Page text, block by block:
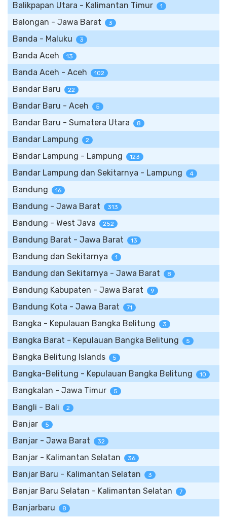
Balikpapan Utara - Kalimantan Timur 1
Balongan - Jawa Barat 3
Banda - Maluku 3
Banda Aceh 13
Banda Aceh - Aceh 102
Bandar Baru 22
Bandar Baru - Aceh 5
Bandar Baru - Sumatera Utara 8
Bandar Lampung 2
Bandar Lampung - Lampung 123
Bandar Lampung dan Sekitarnya - Lampung 4
Bandung 16
Bandung - Jawa Barat 313
Bandung - West Java 252
Bandung Barat - Jawa Barat 13
Bandung dan Sekitarnya 1
Bandung dan Sekitarnya - Jawa Barat 8
Bandung Kabupaten - Jawa Barat 9
Bandung Kota - Jawa Barat 71
Bangka - Kepulauan Bangka Belitung 3
Bangka Barat - Kepulauan Bangka Belitung 5
Bangka Belitung Islands 5
Bangka-Belitung - Kepulauan Bangka Belitung 10
Bangkalan - Jawa Timur 5
Bangli - Bali 2
Banjar 5
Banjar - Jawa Barat 32
Banjar - Kalimantan Selatan 36
Banjar Baru - Kalimantan Selatan 3
Banjar Baru Selatan - Kalimantan Selatan 7
Banjarbaru 8